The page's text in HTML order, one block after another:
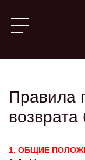
Правила
возврата
1. ОБЩИЕ